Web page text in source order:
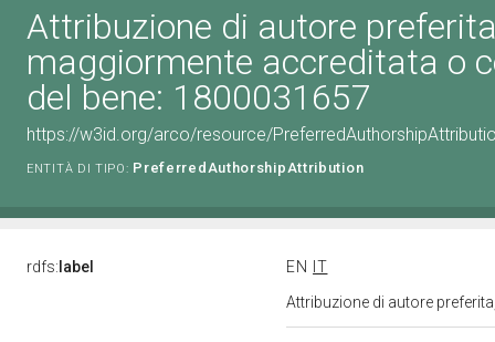
Attribuzione di autore
maggiormente accreditata o
del bene: 1800031657
https://w3id.org/arco/resource/
ENTITÀ DI TIPO: PreferredAuthorshipAttribution
rdfs: label EN
IT
Attribuzione di autore